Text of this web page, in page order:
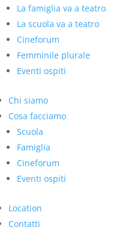
La famiglia va a teatro
La scuola va a teatro
Cineforum
Femminile plurale
Eventi ospiti
Chi siamo
Cosa facciamo
Scuola
Famiglia
Cineforum
Eventi ospiti
Location
Contatti